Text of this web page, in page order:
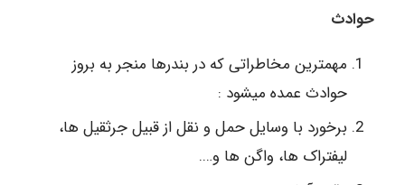
حوادث
مهمترین مخاطراتی که در بندرها منجر به بروز
حوادث عمده میشود :
برخورد با وسایل حمل و نقل از قبیل جرثقیل ها،
لیفتراک ها، واگن ها و….